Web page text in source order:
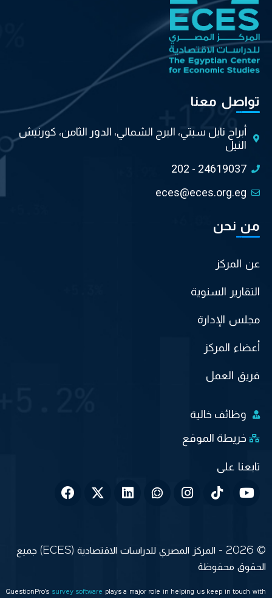
تواصل معنا
أبراج نايل سيتي، البرج الشمالي، الدور الثامن، كورنيش
النيل
202 - 24619037
eces@eces.org.eg
من نحن
عن المركز
التقارير السنوية
مجلس الإدارة
أعضاء المركز
فريق العمل
وظائف خالية
خريطة الموقع
© 2026 - المركز المصري للدراسات الاقتصادية (ECES) جميع
الحقوق محفوظة
QuestionPro’s survey software plays a major role in helping us keep in touch with